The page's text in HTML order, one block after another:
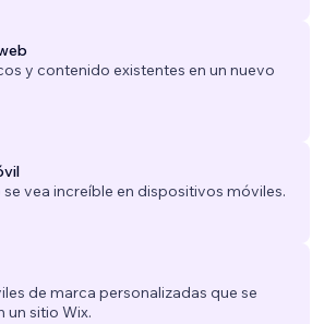
y contenido existentes en un nuevo
se vea increíble en dispositivos móviles.
de marca personalizadas que se
un sitio Wix.